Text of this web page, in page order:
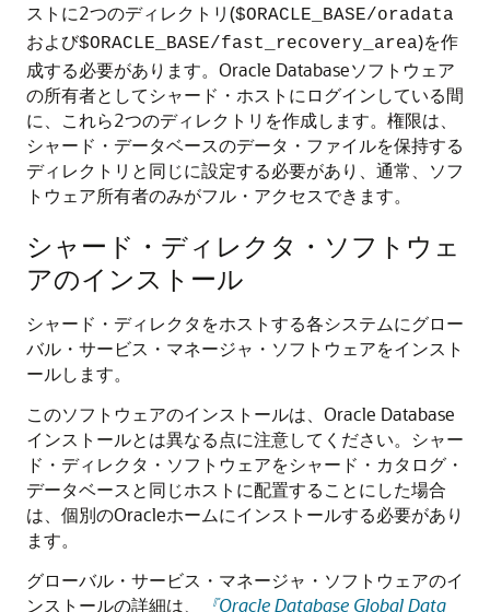
ストに2つのディレクトリ($ORACLE_BASE/oradata
および$ORACLE_BASE/fast_recovery_area)を作
成する必要があります。Oracle Databaseソフトウェア
の所有者としてシャード・ホストにログインしている間
に、これら2つのディレクトリを作成します。権限は、
シャード・データベースのデータ・ファイルを保持する
ディレクトリと同じに設定する必要があり、通常、ソフ
トウェア所有者のみがフル・アクセスできます。
シャード・ディレクタ・ソフトウェ
アのインストール
シャード・ディレクタをホストする各システムにグロー
バル・サービス・マネージャ・ソフトウェアをインスト
ールします。
このソフトウェアのインストールは、Oracle Database
インストールとは異なる点に注意してください。シャー
ド・ディレクタ・ソフトウェアをシャード・カタログ・
データベースと同じホストに配置することにした場合
は、個別のOracleホームにインストールする必要があり
ます。
グローバル・サービス・マネージャ・ソフトウェアのイ
ンストールの詳細は、
『Oracle Database Global Data